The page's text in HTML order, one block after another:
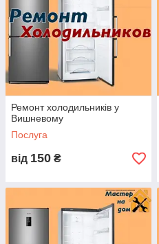
Ремонт холодильників у
Вишневому
Послуга
від 150 ₴